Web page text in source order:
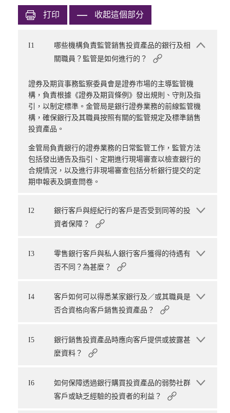
打印 收起這個部分
I1
哪些機構負責監管銷售投資產品的銀行及相
關職員？監管是如何進行的？
證券及期貨事務監察委員會是證券市場的主導監管機
構，負責根據《證券及期貨條例》發出規則、守則及指
引，以制定標準。金管局是銀行證券業務的前線監管機
構，確保銀行及其職員按照有關的監管規定及標準銷售
投資產品。
金管局負責銀行的證券業務的日常監管工作，監管方法
包括發出通告及指引、定期進行現場審查以檢查銀行的
合規情況，以及進行非現場審查包括分析銀行提交的定
期申報表及調查問卷。
I2
銀行客戶與經紀行的客戶是否受到同等的投
資者保障？
I3
零售銀行客戶與私人銀行客戶獲得的待遇有
否不同？為甚麼？
I4
客戶如何可以得悉某家銀行及／或其職員是
否合資格向客戶銷售投資產品？
I5
銀行銷售投資產品時應向客戶提供或披露甚
麼資料？
I6
如何保障透過銀行購買投資產品的弱勢社群
客戶或缺乏經驗的投資者的利益？